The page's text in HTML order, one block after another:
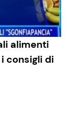
alimenti
consigli di